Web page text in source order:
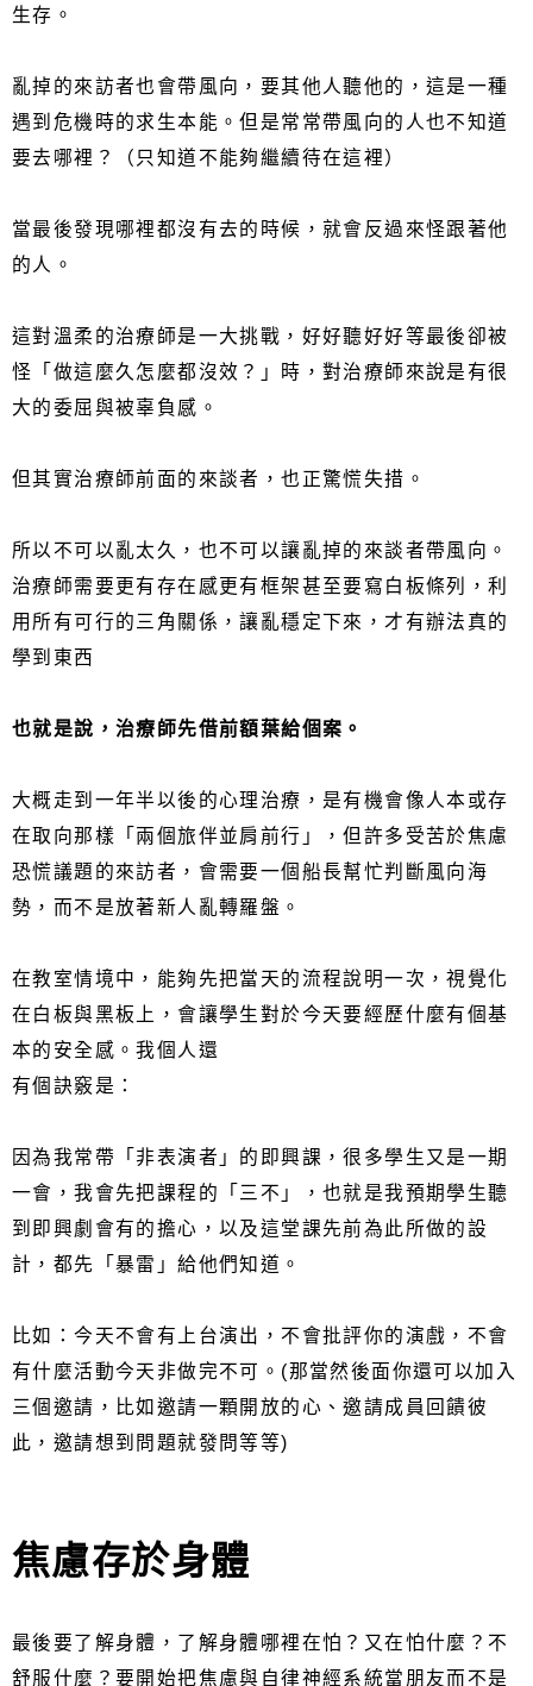
生存。
亂掉的來訪者也會帶風向，要其他人聽他的，這是一種
遇到危機時的求生本能。但是常常帶風向的人也不知道
要去哪裡？（只知道不能夠繼續待在這裡）
當最後發現哪裡都沒有去的時候，就會反過來怪跟著他
的人。
這對溫柔的治療師是一大挑戰，好好聽好好等最後卻被
怪「做這麼久怎麼都沒效？」時，對治療師來說是有很
大的委屈與被辜負感。
但其實治療師前面的來談者，也正驚慌失措。
所以不可以亂太久，也不可以讓亂掉的來談者帶風向。
治療師需要更有存在感更有框架甚至要寫白板條列，利
用所有可行的三角關係，讓亂穩定下來，才有辦法真的
學到東西
也就是說，治療師先借前額葉給個案。
大概走到一年半以後的心理治療，是有機會像人本或存
在取向那樣「兩個旅伴並肩前行」，但許多受苦於焦慮
恐慌議題的來訪者，會需要一個船長幫忙判斷風向海
勢，而不是放著新人亂轉羅盤。
在教室情境中，能夠先把當天的流程說明一次，視覺化
在白板與黑板上，會讓學生對於今天要經歷什麼有個基
本的安全感。我個人還
有個訣竅是：
因為我常帶「非表演者」的即興課，很多學生又是一期
一會，我會先把課程的「三不」，也就是我預期學生聽
到即興劇會有的擔心，以及這堂課先前為此所做的設
計，都先「暴雷」給他們知道。
比如：今天不會有上台演出，不會批評你的演戲，不會
有什麼活動今天非做完不可。(那當然後面你還可以加入
三個邀請，比如邀請一顆開放的心、邀請成員回饋彼
此，邀請想到問題就發問等等)
焦慮存於身體
最後要了解身體，了解身體哪裡在怕？又在怕什麼？不
舒服什麼？要開始把焦慮與自律神經系統當朋友而不是